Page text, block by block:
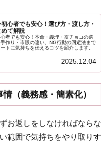
心者でも安心！選び方・渡し方・
めて解説
者でも安心！本命・義理・友チョコの選
作り・市販の違い、NG行動の回避法まで
トに気持ちを伝えるコツを紹介します。
2025.12.04
（義務感・簡素化）
お返しをしなければならな
範囲で気持ちをやり取りす